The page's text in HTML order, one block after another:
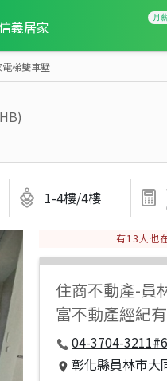
信義居家
梯雙車墅
1-4樓/4樓
有13 人也
住商不動產-員
富不動產經紀
04-3704-
彰化縣員林市大